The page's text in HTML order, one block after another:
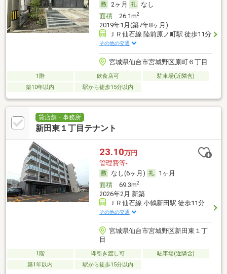
2ヶ月
なし
面積26.1m2
2019年1月(築7年8ヶ月)
ＪＲ仙石線 陸前原ノ町駅 徒歩11分
その他の交通
宮城県仙台市宮城野区原町６丁目
1階 飲食店可
駐車場(近隣含)
築10年以内
駅から徒歩15分以内
貸店舗・事務所
新田東１丁目テナント
23.10万円
管理費等-
なし(6ヶ月)
1ヶ月
面積69.3m2
2026年2月 新築
ＪＲ仙石線 小鶴新田駅 徒歩11分
その他の交通
宮城県仙台市宮城野区新田東１丁
目
1階 即引き渡し可
駐車場(近隣含)
築1年以内
駅から徒歩15分以内